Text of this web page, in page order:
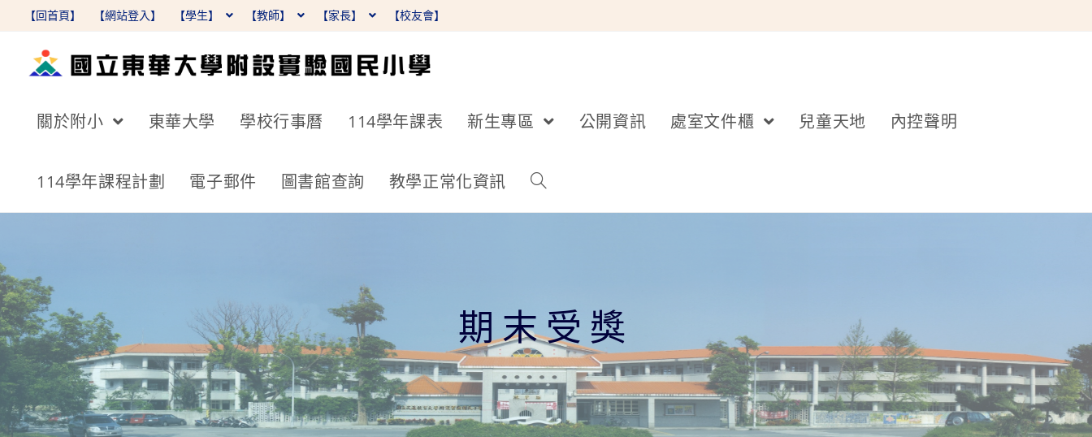
【回首頁】 【網站登入】 【學生】 【教師】 【家長】 【校友會】
關於附小 東華大學 學校行事曆 114學年課表 新生專區 公開資訊 處室文件櫃 兒童天地 內控聲明
114學年課程計劃 電子郵件 圖書館查詢 教學正常化資訊
期末受獎